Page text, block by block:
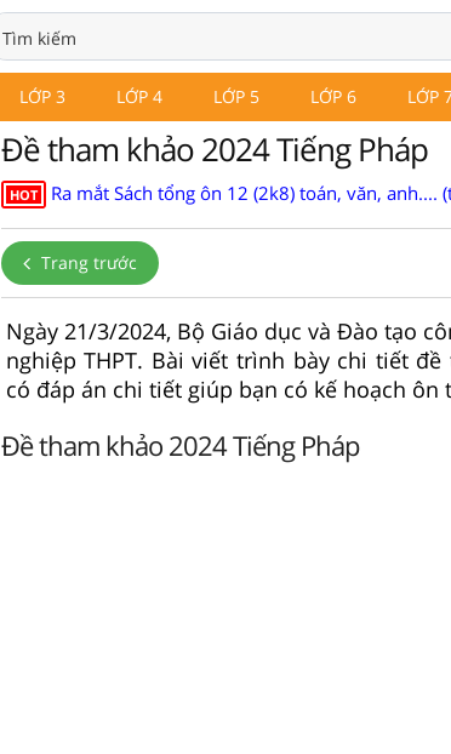
LỚP 3 LỚP 4 LỚP 5 LỚP 6 LỚP
Đề tham khảo 2024 Tiếng Pháp
HOT Ra mắt Sách tổng ôn 12 (2k8) toán, văn, anh....
Trang trước
Ngày 21/3/2024, Bộ Giáo dục và Đào tạo
nghiệp THPT. Bài viết trình bày chi tiết
có đáp án chi tiết giúp bạn có kế hoạch ôn
Đề tham khảo 2024 Tiếng Pháp